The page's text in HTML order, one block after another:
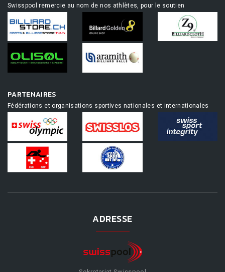
Swisspool remercie au nom de nos athlètes, pour le soutien
PARTENAIRES
Fédérations et organisations sportives nationales et internationales
ADRESSE